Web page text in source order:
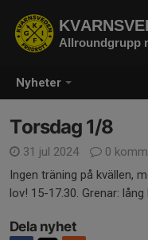
Nyheter
Allroundgrupp
Torsdag 1/8
31 jul 2024
0
Ingen träning på kvällen,
lov! 15-17.30. Grenar:
Dela nyhet